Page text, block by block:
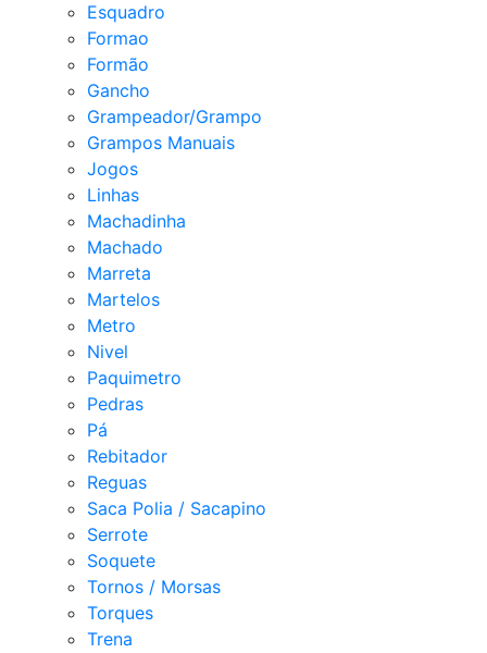
Esquadro
Formao
Formão
Gancho
Grampeador/Grampo
Grampos Manuais
Jogos
Linhas
Machadinha
Machado
Marreta
Martelos
Metro
Nivel
Paquimetro
Pedras
Pá
Rebitador
Reguas
Saca Polia / Sacapino
Serrote
Soquete
Tornos / Morsas
Torques
Trena